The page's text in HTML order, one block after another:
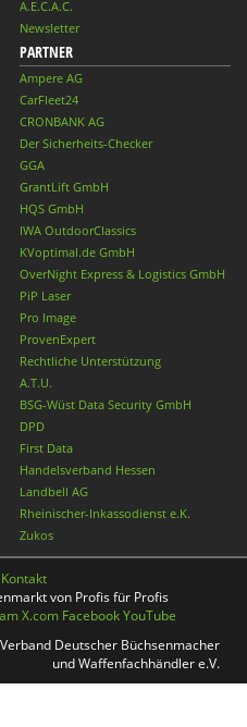
A.E.C.A.C.
Newsletter
PARTNER
Ampere AG
CarFleet24
CRONBANK AG
Der Sicherheits-Checker
GGA
GrantLift GmbH
HQS GmbH
IWA OutdoorClassics
KVoptimal.de GmbH
OverNight Express & Logistics GmbH
PiP Laser
Pro Image
ProvenExpert
Rechtliche Unterstützung
A.T.U.
BSG-Wüst Data Security GmbH
DPD
First Data
Handelsverband Hessen
Landbell AG
Rheinischer-Inkassodienst e.K.
Zukos
Kontakt
von Profis für Profis
X.com FacebookYouTube
Deutscher Büchsenmacher
und Waffenfachhändler e.V.